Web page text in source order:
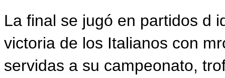
La final se jugó en partidos d
victoria de los Italianos con
servidas a su campeonato,